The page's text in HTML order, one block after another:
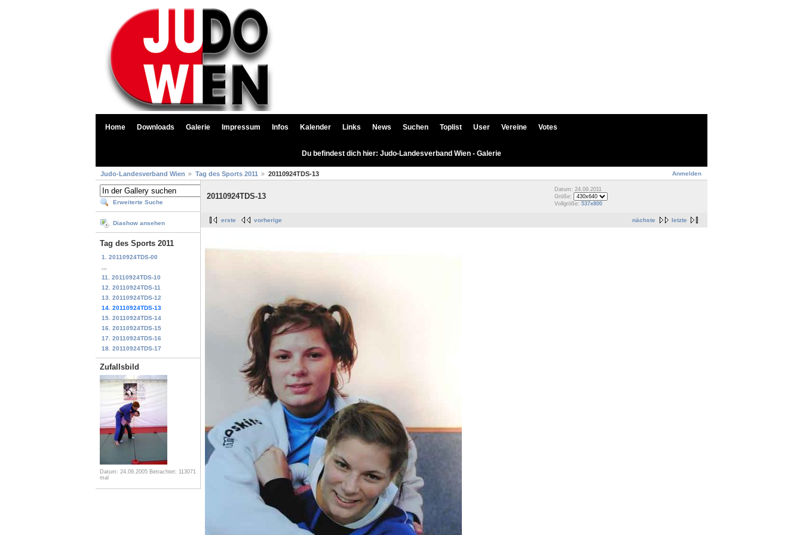
Home Downloads Galerie Impressum Infos Kalender Links News Suchen Toplist User Vereine Votes
Du befindest dich hier: Judo-Landesverband Wien - Galerie
Anmelden
Judo-Landesverband Wien Tag des Sports 2011 20110924TDS-13
Erweiterte Suche
Diashow ansehen
Tag des Sports 2011
1. 20110924TDS-00
11. 20110924TDS-10
12. 20110924TDS-11
13. 20110924TDS-12
14. 20110924TDS-13
15. 20110924TDS-14
16. 20110924TDS-15
17. 20110924TDS-16
18. 20110924TDS-17
Zufallsbild
Datum: 24.09.2005 Betrachtet: 113071
mal
20110924TDS-13
Datum: 24.09.2011
Größe:
Vollgröße: 537x800
nächste letzte
erste vorherige